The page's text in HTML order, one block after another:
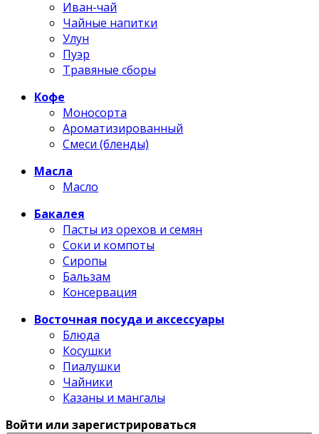
Иван-чай
Чайные напитки
Улун
Пуэр
Травяные сборы
Кофе
Моносорта
Ароматизированный
Смеси (бленды)
Масла
Масло
Бакалея
Пасты из орехов и семян
Соки и компоты
Сиропы
Бальзам
Консервация
Восточная посуда и аксессуары
Блюда
Косушки
Пиалушки
Чайники
Казаны и мангалы
Войти или зарегистрироваться